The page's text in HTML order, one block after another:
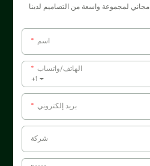
اسم
+1
الهاتف/واتساب
بريد إلكتروني
شركة